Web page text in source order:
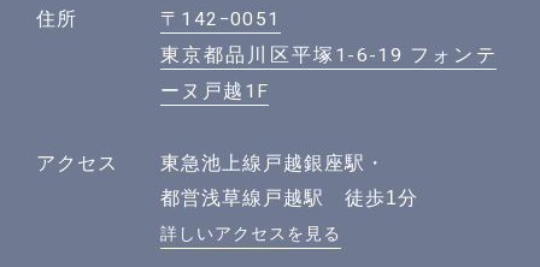
住所
〒142−0051
東京都品川区平塚1-6-19 フォンテ
ーヌ戸越1F
アクセス
東急池上線戸越銀座駅・
都営浅草線戸越駅 徒歩1分
詳しいアクセスを見る